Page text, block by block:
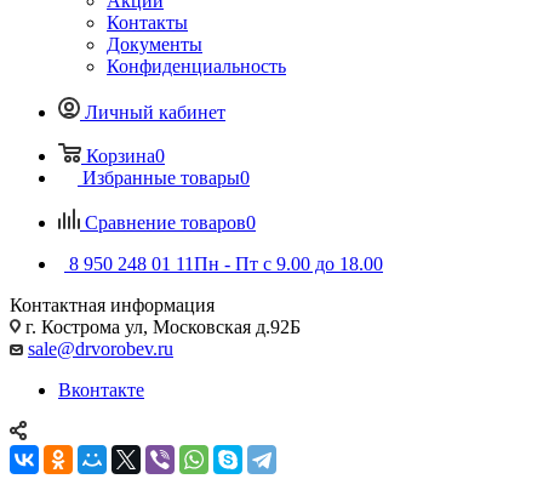
Контакты
Документы
Конфиденциальность
Личный кабинет
Корзина0
Избранные товары0
Сравнение товаров0
8 950 248 01 11Пн - Пт с 9.00 до 18.00
Контактная информация
г. Кострома ул, Московская д.92Б
sale@drvorobev.ru
Вконтакте